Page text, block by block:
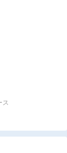
ス